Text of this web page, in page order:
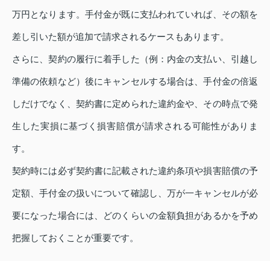
万円となります。手付金が既に支払われていれば、その額を
差し引いた額が追加で請求されるケースもあります。
さらに、契約の履行に着手した（例：内金の支払い、引越し
準備の依頼など）後にキャンセルする場合は、手付金の倍返
しだけでなく、契約書に定められた違約金や、その時点で発
生した実損に基づく損害賠償が請求される可能性がありま
す。
契約時には必ず契約書に記載された違約条項や損害賠償の予
定額、手付金の扱いについて確認し、万が一キャンセルが必
要になった場合には、どのくらいの金額負担があるかを予め
把握しておくことが重要です。